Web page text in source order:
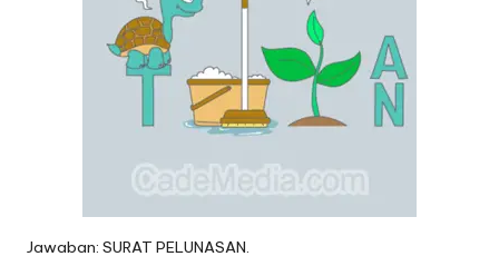
Jawaban: SURAT PELUNASAN.